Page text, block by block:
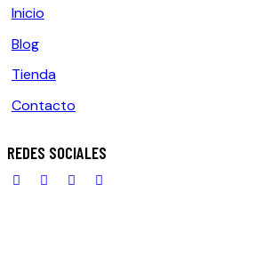
Inicio
Blog
Tienda
Contacto
REDES SOCIALES